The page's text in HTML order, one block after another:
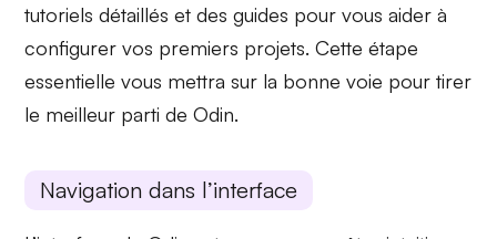
tutoriels détaillés et desguides pour vous aider à
configurer vos premiers projets. Cette étape
essentielle vous mettra sur la bonne voie pour tirer
le meilleur parti de Odin.
Navigation dans l’interface